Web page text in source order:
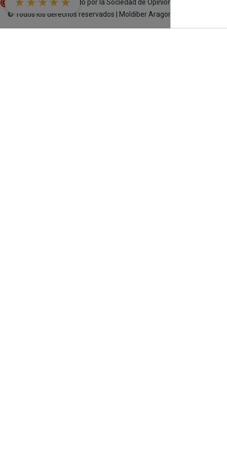
Comerciante aprobado por la Sociedad de Opiniones Contrastadas,
© Todos los derechos reservados | Moldiber Aragon S.L.U.